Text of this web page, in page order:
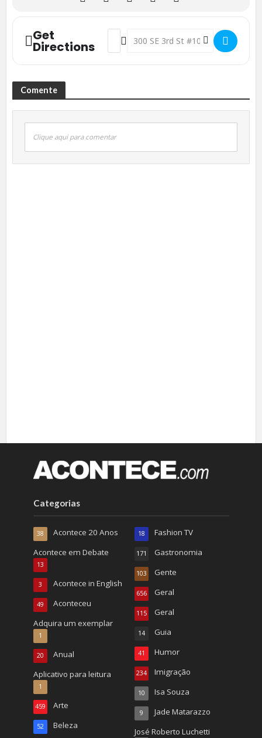
Get
Directions
Address - Festival de Cinema
Destination Address - Festival de
Comente
Clique aqui para comentar
Categorias
Acontece 20 Anos
38
Acontece em Debate
13
Acontece in English
3
Aconteceu
49
Adquira um exemplar
1
Anual
20
Aplicativo para leitura
1
Arte
459
Beleza
52
Fashion TV
18
Gastronomia
171
Gente
103
Geral
656
Geral
115
Guia
14
Humor
41
Imigração
234
Isa Souza
10
Jade Matarazzo
9
José Roberto Luchetti